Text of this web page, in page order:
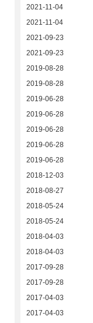
2021-11-04
2021-11-04
2021-09-23
2021-09-23
2019-08-28
2019-08-28
2019-06-28
2019-06-28
2019-06-28
2019-06-28
2019-06-28
2018-12-03
2018-08-27
2018-05-24
2018-05-24
2018-04-03
2018-04-03
2017-09-28
2017-09-28
2017-04-03
2017-04-03